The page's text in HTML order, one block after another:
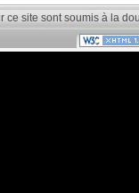
ce site sont soumis à la